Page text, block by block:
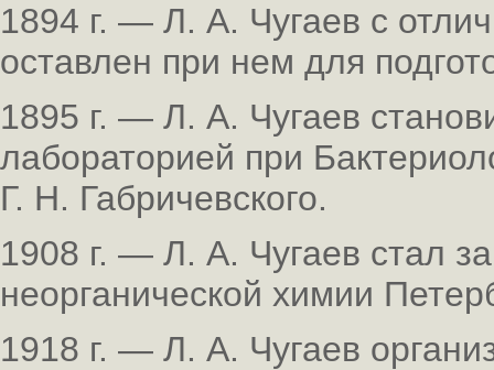
1894 г. — Л. А. Чугаев с
оставлен при нем для
1895 г. — Л. А. Чугаев
лабораторией при
Г. Н. Габричевского.
1908 г. — Л. А. Чугаев стал
неорганической химии
1918 г. — Л. А. Чугаев